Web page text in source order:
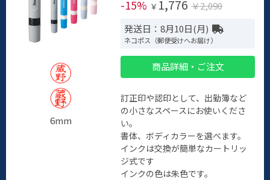
6mm
-15% ￥ 1,776 ￥2,090
発送日：8月10日(月)
ネコポス（郵便受けへお届け）
商品詳細・ご注文
訂正印や認印として、出勤簿など
の小さなスペースにお使いくださ
い。
書体、ボディカラーを選べます。
インクは交換が簡単なカートリッ
ジ式です
インクの色は朱色です。